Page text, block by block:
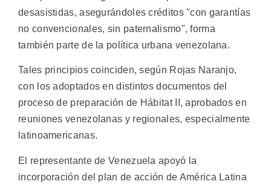
desasistidas, asegurándoles créditos "con garantías
no convencionales, sin paternalismo", forma
también parte de la política urbana venezolana.
Tales principios coinciden, según Rojas Naranjo,
con los adoptados en distintos documentos del
proceso de preparación de Hábitat II, aprobados en
reuniones venezolanas y regionales, especialmente
latinoamericanas.
El representante de Venezuela apoyó la
incorporación del plan de acción de América Latina